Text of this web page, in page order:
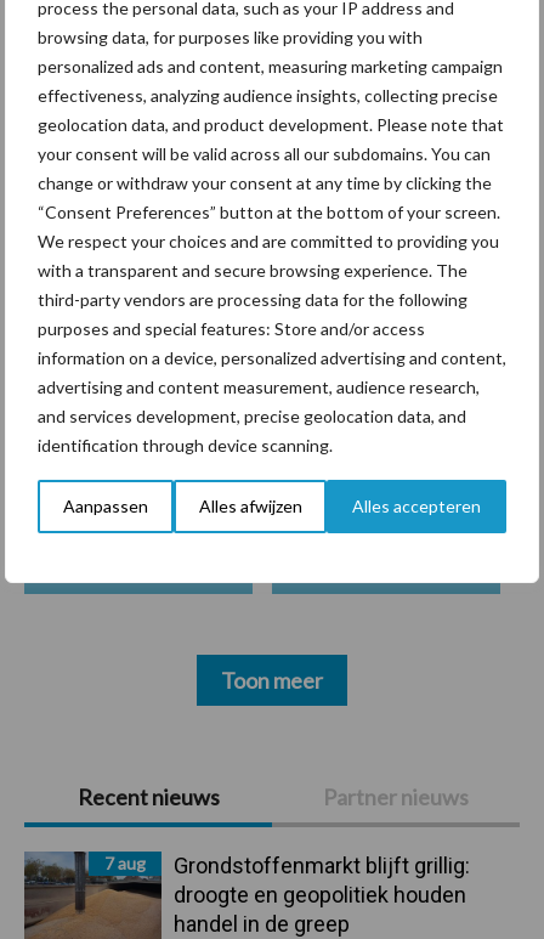
process the personal data, such as your IP address and
browsing data, for purposes like providing you with
personalized ads and content, measuring marketing campaign
effectiveness, analyzing audience insights, collecting precise
geolocation data, and product development. Please note that
your consent will be valid across all our subdomains. You can
change or withdraw your consent at any time by clicking the
“Consent Preferences” button at the bottom of your screen.
We respect your choices and are committed to providing you
with a transparent and secure browsing experience. The
third-party vendors are processing data for the following
purposes and special features: Store and/or access
information on a device, personalized advertising and content,
advertising and content measurement, audience research,
and services development, precise geolocation data, and
identification through device scanning.
Aanpassen Alles afwijzen Alles accepteren
Primaire
Sidebar
Recent nieuws Partner nieuws
7 aug
Grondstoffenmarkt blijft grillig:
droogte en geopolitiek houden
handel in de greep
voor mastitis
ForFarmers ziet volume en
marktaandeel groeien in
krimpende Nederlandse
markt
Themapagina's
Diergezondheid Bemesting Fokkerij
Beregening Bijproducten
Toon meer